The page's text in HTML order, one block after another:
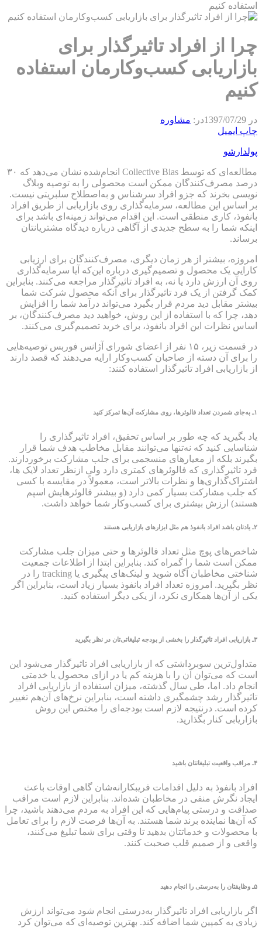
استفاده کنیم
چرا از افراد تاثیرگذار برای
بازاریابی کسب‌وکارمان استفاده
کنیم
در 1397/07/29در: مشاوره
چاپ ایمیل
پولدارشو
مطالعه‌ای که توسط Collective Bias انجام‌شده نشان می‌دهد که ۳۰
درصد مصرف‌کنندگان ممکن است محصولی را به توصیه وبلاگ
نویسی بخرند که جزو افراد سرشناس و به‌اصطلاح سلبریتی نیست.
بر اساس این مطالعه، سرمایه‌گذاری روی بازاریابی از طریق افراد
بانفوذ، کاری منطقی است. این اقدام می‌تواند زمینه‌ای باشد برای
اینکه شما را به سطح جدیدی از آگاهی درباره دیدگاه مشتریانتان
برساند.
امروزه، بیشتر از هر زمان دیگری، مصرف‌کنندگان برای ارزیابی
کارایی یک محصول و تصمیم‌گیری درباره این‌که آیا سرمایه‌گذاری
روی آن ارزش دارد یا نه، به افراد تاثیرگذار مراجعه می‌کنند. بنابراین
کمک گرفتن از یک فرد تاثیرگذار برای آنکه محصول شرکت شما
بیشتر مقابل دید مردم قرار بگیرد می‌تواند درآمد شما را افزایش
دهد، چرا که با استفاده از این روش، خواهید دید مصرف‌کنندگان، بر
اساس نظرات این افراد بانفوذ، برای خرید تصمیم‌گیری می‌کنند.
در قسمت زیر، ۱۵ نفر از اعضای شورای آژانس فوربس توصیه‌هایی
را برای آن دسته از صاحبان کسب‌وکار ارایه می‌دهند که قصد دارند
از بازاریابی افراد تاثیرگذار استفاده کنند:
۱ـ به‌جای شمردن تعداد فالوئرها، روی مشارکت آن‌ها تمرکز کنید
یاد بگیرید که چه طور بر اساس تحقیق، افراد تاثیرگذاری را
شناسایی کنید که نه‌تنها می‌توانند مقابل مخاطب هدف شما قرار
بگیرند بلکه از معیارهای منسجمی برای جلب مشارکت برخوردارند.
فرد تاثیرگذاری که فالوئرهای کمتری دارد ولی ازنظر تعداد لایک ها،
اشتراک‌گذاری‌ها و نظرات بالاتر است، معمولاً در مقایسه با کسی
که جلب مشارکت بسیار کمی دارد (و بیشتر فالوئرهایش اسپم
هستند) ارزش بیشتری برای کسب‌وکار شما خواهد داشت.
۲ـ یادتان باشد افراد بانفوذ هم مثل ابزارهای بازاریابی هستند
شاخص‌های پوچ مثل تعداد فالوئرها و حتی میزان جلب مشارکت
ممکن است شما را گمراه کند. بنابراین ابتدا از اطلاعات جمعیت
شناختی مخاطبان آگاه شوید و لینک‌های پیگیری یا tracking را در
نظر بگیرید. امروزه تعداد افراد بانفوذ بسیار زیاد است، بنابراین اگر
یکی از آن‌ها همکاری نکرد، از یکی دیگر استفاده کنید.
۳ـ بازاریابی افراد تاثیرگذار را بخشی از بودجه تبلیغاتی‌تان در نظر بگیرید
متداول‌ترین سوبرداشتی که از بازاریابی افراد تاثیرگذار می‌شود این
است که می‌توان آن را با هزینه کم یا در ازای محصول یا خدمتی
انجام داد. اما، طی سال گذشته، میزان استفاده از بازاریابی افراد
تاثیرگذار رشد چشمگیری داشته است، بنابراین نرخ‌های آن‌هم تغییر
کرده است. درنتیجه لازم است بودجه‌ای را مختص این روش
بازاریابی کنار بگذارید.
۴ـ مراقب واقعیت تبلیغاتتان باشید
افراد بانفوذ به دلیل اقدامات فریبکارانه‌شان گاهی اوقات باعث
ایجاد نگرش منفی در مخاطبان شده‌اند. بنابراین لازم است مراقب
صداقت و درستی پیام‌هایی که این افراد به مردم می‌دهند باشید، چرا
که آن‌ها نماینده برند شما هستند. به آن‌ها فرصت لازم را برای تعامل
با محصولات و خدماتتان بدهید تا وقتی برای شما تبلیغ می‌کنند،
واقعی و از صمیم قلب صحبت کنند.
۵ـ وظایفتان را به‌درستی را انجام دهید
اگر بازاریابی افراد تاثیرگذار به‌درستی انجام شود می‌تواند ارزش
زیادی به کمپین شما اضافه کند. بهترین توصیه‌ای که می‌توان کرد